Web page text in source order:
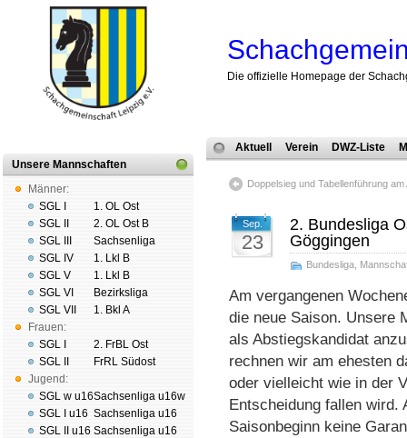
Die offizielle Homepage der
Unsere Mannschaften
Männer:
SGL I
SGL II
SGL III
SGL IV
SGL V
SGL VI
SGL VII
Frauen:
SGL I
SGL II
Jugend:
SGL w u16
SGL I u16
SGL II u16
1. OL Ost
2. OL Ost B
Sachsenliga
1. Lkl B
1. Lkl B
Bezirksliga
1. Bkl A
2. FrBL Ost
FrRL Südost
Sachsenliga u16w
Sachsenliga u16
Sachsenliga u16
Aktuell Verein DWZ-Liste
Doppelsieg und Tabellenführung
Sep.
23
2. Bundesliga
Göggingen
Bundesliga
Am vergangenen
die neue Saison. Unsere
als Abstiegskandidat
rechnen wir am ehesten
oder vielleicht wie in der
Entscheidung fallen wird.
Saisonbeginn keine